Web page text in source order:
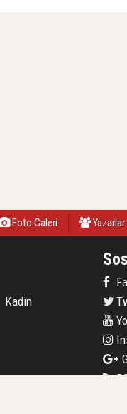
Foto Galeri Yazarlar
Kadın